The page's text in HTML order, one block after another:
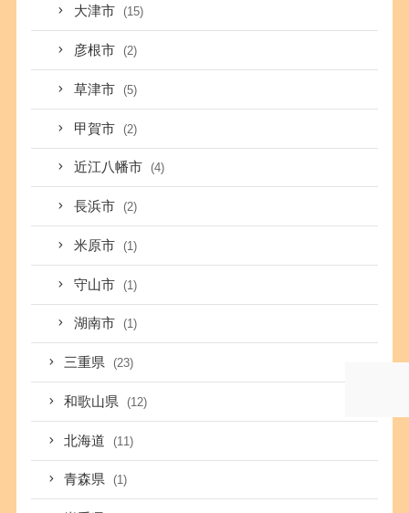
大津市 (15)
彦根市 (2)
草津市 (5)
甲賀市 (2)
近江八幡市 (4)
長浜市 (2)
米原市 (1)
守山市 (1)
湖南市 (1)
三重県 (23)
和歌山県 (12)
北海道 (11)
青森県 (1)